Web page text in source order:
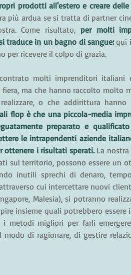
prodotti all'estero e creare
più ardua se si tratta di partner
Come risultato, per molti
traduce in un bagno di sangue: qui
per ricevere il colpo di grazia.
molti imprenditori italiani
ma che hanno raccolto molto
o che addirittura
flop è che una piccola-media
preparato e
le intrapendenti aziende
ottenere i risultati sperati. La
sul territorio, possono essere un
inutili sprechi di denaro,
cui intercettare nuovi
Malesia), si potranno
insieme quali potrebbero
metodi migliori per farli
modo di ragionare, di gestire